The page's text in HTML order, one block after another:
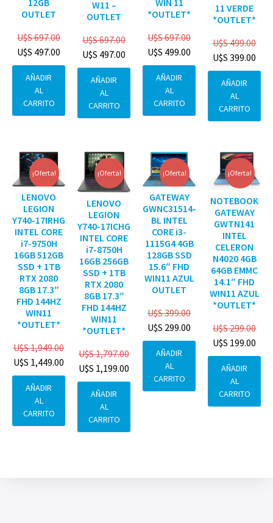
12GB
OUTLET
U$S697.00
U$S 497.00
AÑADIR
AL
CARRITO
W11 –
OUTLET
U$S697.00
U$S 497.00
AÑADIR
AL
CARRITO
WIN 11
*OUTLET*
U$S697.00
U$S 499.00
AÑADIR
AL
CARRITO
11 VERDE
*OUTLET*
U$S499.00
U$S 399.00
AÑADIR
AL
CARRITO
¡Oferta!
LENOVO
LEGION
Y740-17IRHG
INTEL CORE
i7-9750H
16GB 512GB
SSD + 1TB
RTX 2080
8GB 17.3″
FHD 144HZ
WIN11
*OUTLET*
U$S1,949.00
U$S 1,449.00
AÑADIR
AL
CARRITO
¡Oferta!
LENOVO
LEGION
Y740-17ICHG
INTEL CORE
i7-8750H
16GB 256GB
SSD + 1TB
RTX 2080
8GB 17.3″
FHD 144HZ
WIN11
*OUTLET*
U$S1,797.00
U$S 1,199.00
AÑADIR
AL
CARRITO
¡Oferta!
GATEWAY
GWNC31514-
BL INTEL
CORE i3-
1115G4 4GB
128GB SSD
15.6″ FHD
WIN11 AZUL
OUTLET
U$S399.00
U$S 299.00
AÑADIR
AL
CARRITO
¡Oferta!
NOTEBOOK
GATEWAY
GWTN141
INTEL
CELERON
N4020 4GB
64GB EMMC
14.1″ FHD
WIN11 AZUL
*OUTLET*
U$S299.00
U$S 199.00
AÑADIR
AL
CARRITO